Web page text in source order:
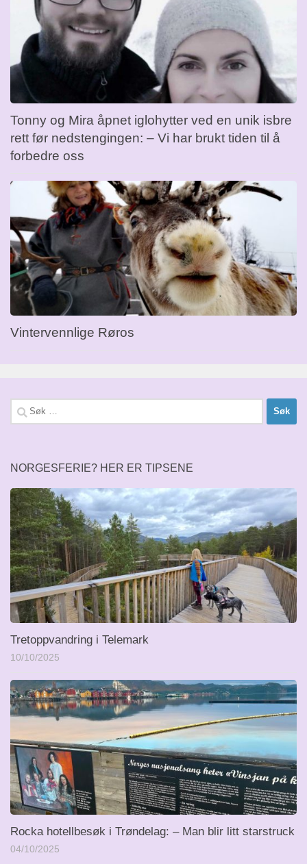
Tonny og Mira åpnet iglohytter ved en unik isbre
rett før nedstengingen: – Vi har brukt tiden til å
forbedre oss
Vintervennlige Røros
Søk
etter:
NORGESFERIE? HER ER TIPSENE
Tretoppvandring i Telemark
10/10/2025
Rocka hotellbesøk i Trøndelag: – Man blir litt starstruck
04/10/2025